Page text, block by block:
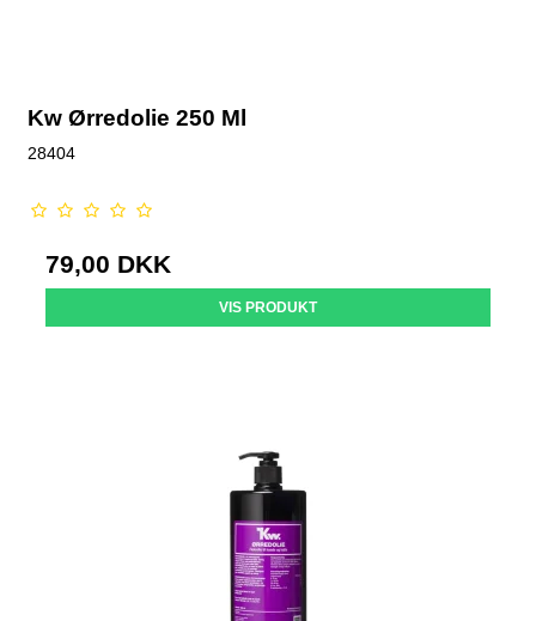
Kw Ørredolie 250 Ml
28404
79,00 DKK
VIS PRODUKT